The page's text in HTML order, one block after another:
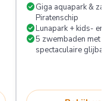
check_circleGiga aquapark &
Piratenschip
check_circleLunapark + kids- en
check_circle5 zwembaden met
spectaculaire